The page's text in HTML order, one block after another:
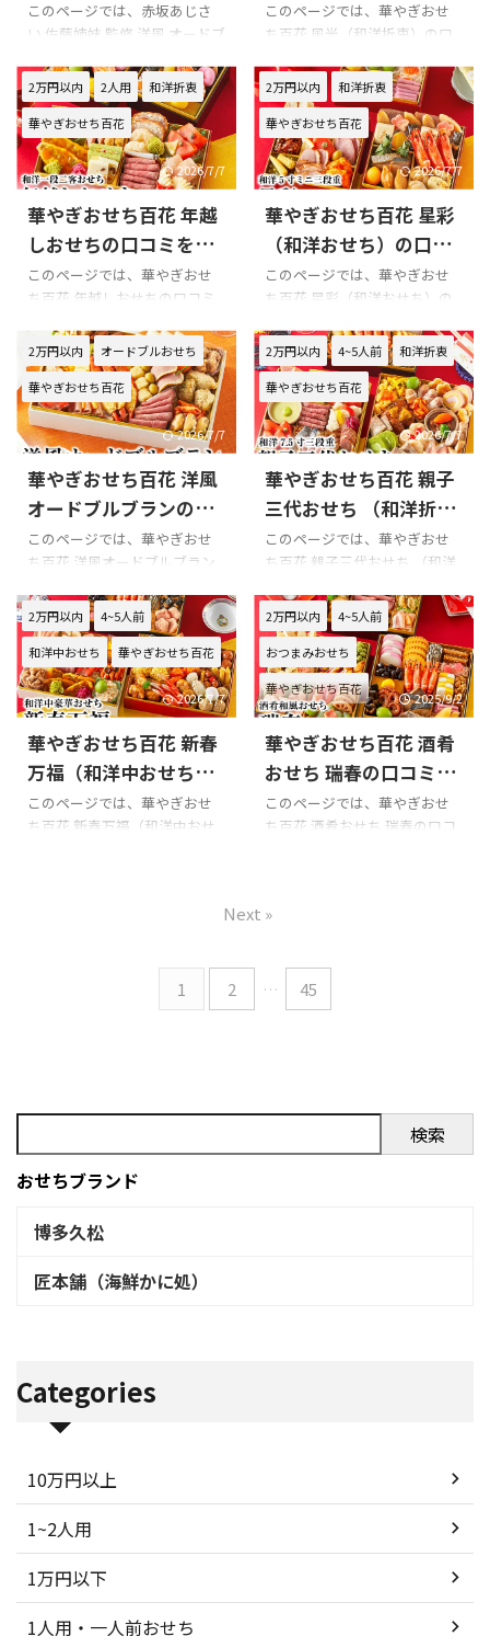
(@megppendappe) January
料理 食べログ→Restaurant
カワ） - 祇園四条/フレンチ | 食
べログ インスタ→Insta ...
口コミをまとめてみま
した!!!
このページでは、赤坂あじさ
い 佐藤姉妹 監修 洋風 オードブ
の口コミ 悪い口コミ 良い口コ
ミ 赤坂あじさい 佐藤姉妹 監修
洋風 オードブルを購入の際の
参考に是非どうぞ!!! 赤坂あじさ
い 佐藤姉妹 監修 洋風 オードブ
ルのXでの口コミ 赤坂あじさい
佐藤姉妹 監修 洋風 オードブル
の悪い口コミ 赤坂あじさい 佐
良い口コミ 赤坂あじさい 佐藤
について 赤坂あじさい 佐藤姉
妹 監修 洋風 オードブルの口コ
ミはありま ...
をまとめてみました!!!
このページでは、華やぎおせ
ち百花 風光（和洋折衷）の口
ミ 華やぎおせち百花 風光（和
洋折衷）を購入の際の参考に
是非どうぞ!!! 華やぎおせち百花
風光（和洋折衷）のXでの口コ
ミ 華やぎおせち百花 風光（和
洋折衷）の総合評価 購入前に
は楽天等の口コミを必ずチェ
ックするようにしましょう!!! 以
（和洋折衷） 商品内容です。
2万円以内 2人用 和洋折衷
華やぎおせち百花
2026/7/7
華やぎおせち百花 年越
しおせちの口コミをま
とめてみました!!!
このページでは、華やぎおせ
ち百花 年越しおせちの口コミ
やぎおせち百花 年越しおせち
を購入の際の参考に是非どう
ぞ!!! 華やぎおせち百花 年越し
おせちのXでの口コミ 華やぎお
せち百花 年越しおせちの総合
評価 購入前には楽天等の口コ
ミを必ずチェックするように
しましょう!!! 以下は華やぎおせ
ち百花 年越しおせち 商品内容
です。
2万円以内 和洋折衷
華やぎおせち百花
2026/7/7
華やぎおせち百花 星彩
（和洋おせち）の口コ
ミをまとめてみまし
た!!!
このページでは、華やぎおせ
ち百花 星彩（和洋おせち）の
コミ 悪い口コミ 良い口コミ 華
やぎおせち百花 星彩（和洋お
せち）を購入の際の参考に是
非どうぞ!!! 華やぎおせち百花
星彩（和洋おせち）のXでの口
コミ 華やぎおせち百花 星彩
（和洋おせち）の総合評価 購
入前には楽天等の口コミを必
ずチェックするようにしまし
ょう!!! 以下は華やぎおせち百花
です。
2万円以内 オードブルおせち
華やぎおせち百花
2026/7/7
華やぎおせち百花 洋風
オードブルブランの口
コミをまとめてみまし
た!!!
このページでは、華やぎおせ
ち百花 洋風オードブルブラン
口コミ 華やぎおせち百花 洋風
オードブルブランを購入の際
の参考に是非どうぞ!!! 華やぎお
せち百花 洋風オードブルブラ
ンのXでの口コミ 華やぎおせち
百花 洋風オードブルブランの
総合評価 購入前には楽天等の
口コミを必ずチェックするよ
うにしましょう!!! 以下は華やぎ
おせち百花 洋風オードブルブ
2万円以内 4~5人前 和洋折衷
華やぎおせち百花
2026/7/7
華やぎおせち百花 親子
三代おせち （和洋折
衷）の口コミをまとめ
てみました!!!
このページでは、華やぎおせ
ち百花 親子三代おせち （和洋
Xでの口コミ 華やぎおせち百花
親子三代おせち （和洋折衷）
を購入の際の参考に是非どう
ぞ!!! 華やぎおせち百花 親子三
代おせち （和洋折衷）のXでの
口コミ 華やぎおせち百花 親子
三代おせち （和洋折衷）の総
合評価 購入前には楽天等の口
コミを必ずチェックするよう
にしましょう!!! 以下は華やぎお
2万円以内 4~5人前
和洋中おせち 華やぎおせち百花
2026/7/7
華やぎおせち百花 新春
万福（和洋中おせち）
の口コミをまとめてみ
ました!!!
このページでは、華やぎおせ
ち百花 新春万福（和洋中おせ
（和洋中おせち）のXでの口コ
ミ 華やぎおせち百花 新春万福
（和洋中おせち）の総合評価
2万円以内 4~5人前
おつまみおせち
華やぎおせち百花
2025/9/2
華やぎおせち百花 酒肴
おせち 瑞春の口コミを
まとめてみました!!!
このページでは、華やぎおせ
ち百花 酒肴おせち 瑞春の口コ
購入の際の参考に是非どうぞ!!!
瑞春のXでの口コミ 華やぎおせ
ち百花 酒肴おせち 瑞春の悪い
口コミ 華やぎおせち百花 酒肴
ットで見つけることができま
せんでした。 華やぎおせち百
1 2 … 45
Next »
検索
おせちブランド
博多久松
匠本舗（海鮮かに処）
Categories
10万円以上
1~2人用
1万円以下
1人用・一人前おせち